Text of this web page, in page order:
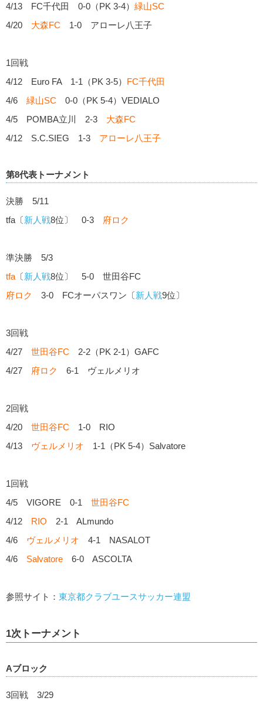
4/13 FC千代田 0-0（PK 3-4） 緑山SC
4/20 大森FC 1-0 アローレ八王子
1回戦
4/12 Euro FA 1-1（PK 3-5） FC千代田
4/6 緑山SC 0-0（PK 5-4）VEDIALO
4/5 POMBA立川 2-3 大森FC
4/12 S.C.SIEG 1-3 アローレ八王子
第8代表トーナメント
決勝 5/11
tfa〔新人戦8位〕 0-3 府ロク
準決勝 5/3
tfa 〔新人戦8位〕 5-0 世田谷FC
府ロク 3-0 FCオーパスワン〔新人戦9位〕
3回戦
4/27 世田谷FC 2-2（PK 2-1）GAFC
4/27 府ロク 6-1 ヴェルメリオ
2回戦
4/20 世田谷FC 1-0 RIO
4/13 ヴェルメリオ 1-1（PK 5-4）Salvatore
1回戦
4/5 VIGORE 0-1 世田谷FC
4/12 RIO 2-1 ALmundo
4/6 ヴェルメリオ 4-1 NASALOT
4/6 Salvatore 6-0 ASCOLTA
参照サイト： 東京都クラブユースサッカー連盟
1次トーナメント
Aブロック
3回戦 3/29